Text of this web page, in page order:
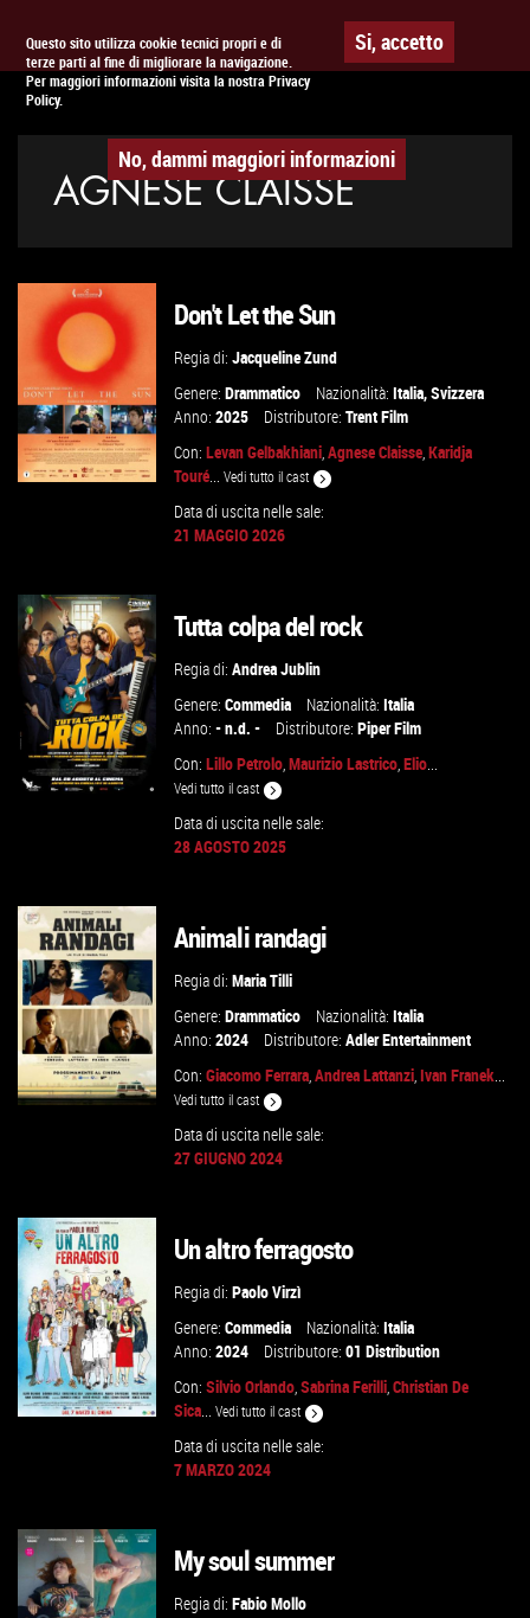
Questo sito utilizza cookie tecnici propri e di
terze parti al fine di migliorare la navigazione.
Per maggiori informazioni visita la nostra Privacy
Policy.
Si, accetto
No, dammi maggiori informazioni
APPUNTAMENTO AL CINEMA
AGNESE CLAISSE
VAI ALLA SCHEDA
Don't Let the Sun
Regia di:Jacqueline Zund
Genere:Drammatico Nazionalità:Italia,Svizzera
Anno:2025 Distributore:Trent Film
Con:Levan Gelbakhiani,Agnese Claisse,Karidja
Touré...Vedi tutto il cast
Data di uscita nelle sale:
21 MAGGIO 2026
VAI ALLA SCHEDA
Tutta colpa del rock
Regia di:Andrea Jublin
Genere:Commedia Nazionalità:Italia
Anno:- n.d. - Distributore:Piper Film
Con:Lillo Petrolo,Maurizio Lastrico,Elio...
Vedi tutto il cast
Data di uscita nelle sale:
28 AGOSTO 2025
VAI ALLA SCHEDA
Animali randagi
Regia di:Maria Tilli
Genere:Drammatico Nazionalità:Italia
Anno:2024 Distributore:Adler Entertainment
Con:Giacomo Ferrara,Andrea Lattanzi,Ivan Franek...
Vedi tutto il cast
Data di uscita nelle sale:
27 GIUGNO 2024
VAI ALLA SCHEDA
Un altro ferragosto
Regia di:Paolo Virzì
Genere:Commedia Nazionalità:Italia
Anno:2024 Distributore:01 Distribution
Con:Silvio Orlando,Sabrina Ferilli,Christian De
Sica...Vedi tutto il cast
Data di uscita nelle sale:
7 MARZO 2024
My soul summer
Regia di:Fabio Mollo